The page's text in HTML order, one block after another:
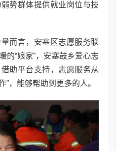
势群体提供就业岗位与技
而言，安塞区志愿服务联
的“娘家”，安塞鼓乡爱心志
助平台支持，志愿服务从
”，能够帮助到更多的人。